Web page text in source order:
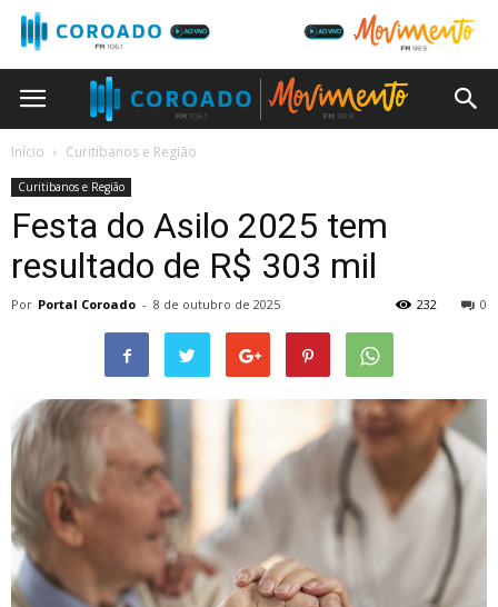
Início Curitibanos e Região
Curitibanos e Região
Festa do Asilo 2025 tem
resultado de R$ 303 mil
Por Portal Coroado - 8 de outubro de 2025 0
232